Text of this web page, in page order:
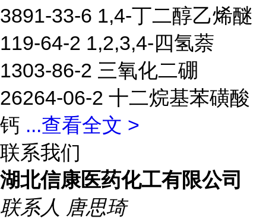
3891-33-6 1,4-丁二醇乙烯醚
119-64-2 1,2,3,4-四氢萘
1303-86-2 三氧化二硼
26264-06-2 十二烷基苯磺酸
钙 ...查看全文 >
联系我们
湖北信康医药化工有限公司
联系人 唐思琦